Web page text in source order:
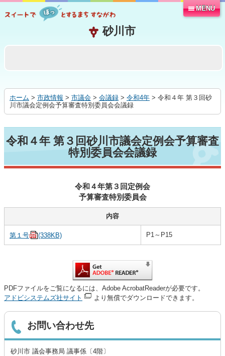
る
MENU
ホーム > 市政情報 > 市議会 > 会議録 > 令和4年 > 令和４年 第３回砂
川市議会定例会予算審査特別委員会会議録
令和４年 第３回砂川市議会定例会予算審査
特別委員会会議録
令和４年第３回定例会
予算審査特別委員会
内容
第１号 (338KB) P1～P15
PDFファイルをご覧になるには、Adobe AcrobatReaderが必要です。
アドビシステムズ社サイト
より無償でダウンロードできます。
お問い合わせ先
砂川市 議会事務局 議事係〔4階〕